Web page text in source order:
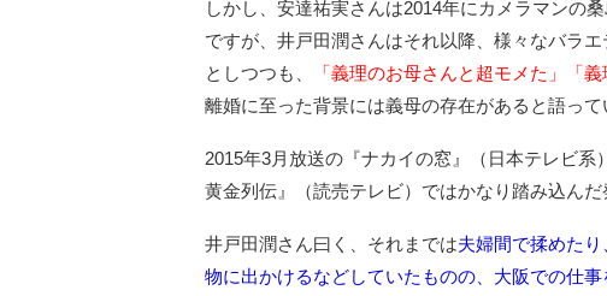
しかし、安達祐実さんは2014年にカメラマンの
ですが、井戸田潤さんはそれ以降、様々なバラ
としつつも、
「義理のお母さんと超モメた」「
離婚に至った背景には義母の存在があると語って
2015年3月放送の『ナカイの窓』（日本テレビ
黄金列伝』（読売テレビ）ではかなり踏み込んだ
井戸田潤さん曰く、それまでは夫婦間で揉めた
物に出かけるなどしていたものの、大阪での仕